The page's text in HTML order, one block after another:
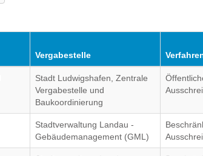
Vergabestelle
Stadt Ludwigshafen, Zentrale
Vergabestelle und
Baukoordinierung
Stadtverwaltung Landau -
Gebäudemanagement (GML)